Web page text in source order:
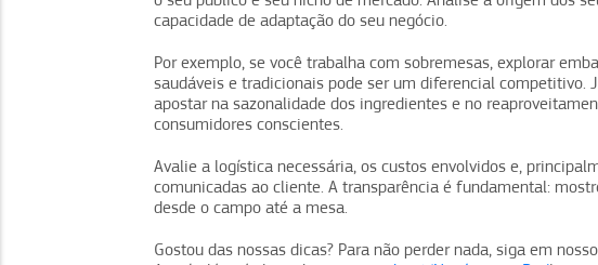
capacidade de adaptação do seu negócio.
Por exemplo, se você trabalha com sobremesas, explorar
saudáveis e tradicionais pode ser um diferencial competitivo.
apostar na sazonalidade dos ingredientes e no
consumidores conscientes.
Avalie a logística necessária, os custos envolvidos e,
comunicadas ao cliente. A transparência é fundamental:
desde o campo até a mesa.
Gostou das nossas dicas? Para não perder nada, siga em nosso